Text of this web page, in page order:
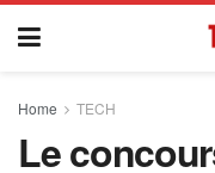
Home TECH
Le